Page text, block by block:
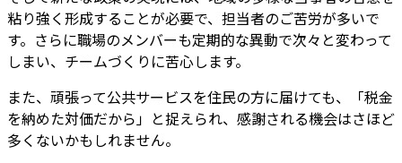
粘り強く形成することが必要で、担当者のご苦労が多いで
す。さらに職場のメンバーも定期的な異動で次々と変わって
しまい、チームづくりに苦心します。
また、頑張って公共サービスを住民の方に届けても、「税金
を納めた対価だから」と捉えられ、感謝される機会はさほど
多くないかもしれません。